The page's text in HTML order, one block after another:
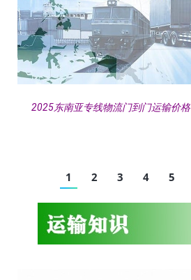
2025东南亚专线物流门到门运输价格
1 2 3 4 5